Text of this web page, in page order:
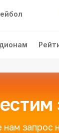
нам запрос